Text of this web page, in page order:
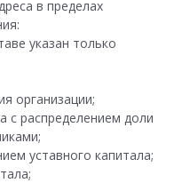
в пределах
указан только
организации;
с распределением доли
уставного капитала;